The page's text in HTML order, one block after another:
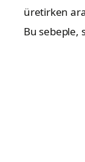
üretirken
Bu sebeple,